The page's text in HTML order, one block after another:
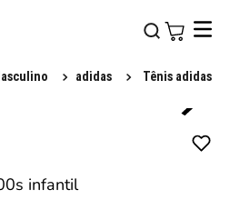
adidas
Tênis adidas
infantil